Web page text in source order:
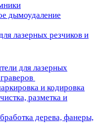
дымоудаление
лазерных резчиков и
для лазерных
и кодировка
разметка и
дерева, фанеры,